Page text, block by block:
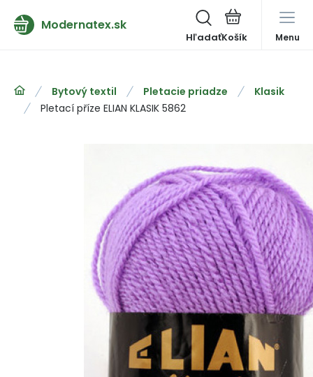
Modernatex.sk
Hľadať Menu
Bytový textil Pletacie priadze
Klasik
Pletací příze ELIAN KLASIK 5862